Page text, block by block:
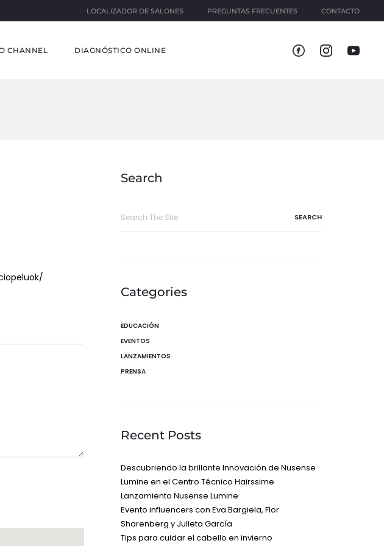
LOCALIZADOR DE SALONES PREGUNTAS FRECUENTES CONTACTO
CHANNEL DIAGNÓSTICO ONLINE
Search
Categories
EDUCACIÓN
EVENTOS
LANZAMIENTOS
PRENSA
Recent Posts
Descubriendo la brillante Innovación de Nusense
Lumine en el Centro Técnico Hairssime
Lanzamiento Nusense Lumine
Evento influencers con Eva Bargiela, Flor
Sharenberg y Julieta García
Tips para cuidar el cabello en invierno